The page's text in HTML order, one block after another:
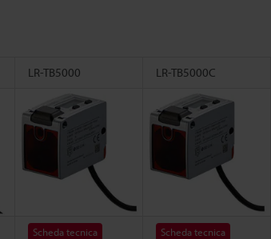
LR-TB5000 LR-TB5000C
Scheda tecnica
Scheda tecnica